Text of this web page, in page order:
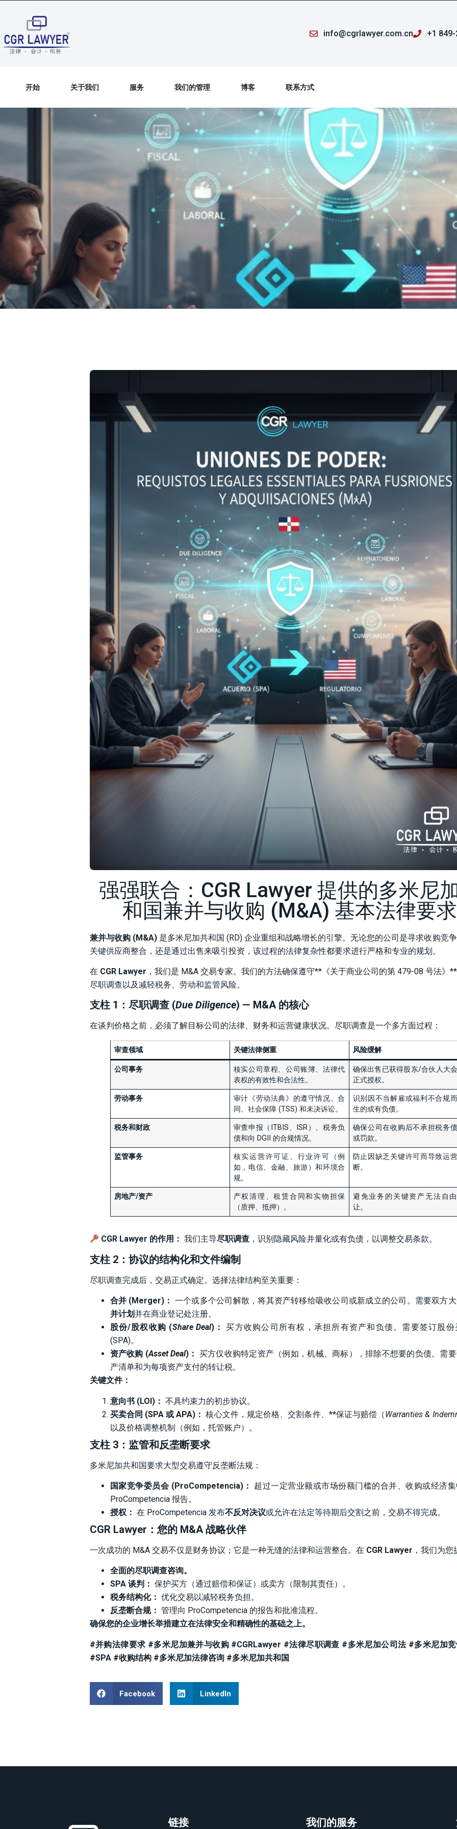
info@cgrlawyer.com.cn +1
开始 关于我们 服务 我们的管理 博客 联系方式
强强联合：CGR Lawyer 提供的多米尼
和国兼并与收购 (M&A) 基本法律要求
兼并与收购 (M&A)是多米尼加共和国 (RD) 企业重组和战略增长的引擎。无论您的公司是寻求收购竞
关键供应商整合，还是通过出售来吸引投资，该过程的法律复杂性都要求进行严格和专业的规划。
在 CGR Lawyer ，我们是 M&A 交易专家。我们的方法确保遵守**《关于商业公司的第 479-08 号法》
尽职调查以及减轻税务、劳动和监管风险。
支柱 1：尽职调查 (Due Diligence) — M&A 的核心
在谈判价格之前，必须了解目标公司的法律、财务和运营健康状况。尽职调查是一个多方面过程：
审查领域 关键法律侧重 风险缓解
公司事务
核实公司章程、公司账簿、法律代
表权的有效性和合法性。
确保出售已获得股东/合伙人大
正式授权。
劳动事务
审计《劳动法典》的遵守情况、合
同、社会保障 (TSS) 和未决诉讼。
识别因不当解雇或福利不合规
生的或有负债。
税务和财政
审查申报（ITBIS、ISR）、税务负
债和向 DGII 的合规情况。
确保公司在收购后不承担税务
或罚款。
监管事务
核实运营许可证、行业许可（例
如，电信、金融、旅游）和环境合
规。
防止因缺乏关键许可而导致运
断。
房地产/资产
产权清理、租赁合同和实物担保
（质押、抵押）。
避免业务的关键资产无法自
让。
CGR Lawyer 的作用： 我们主导尽职调查，识别隐藏风险并量化或有负债，以调整交易条款。
支柱 2：协议的结构化和文件编制
尽职调查完成后，交易正式确定。选择法律结构至关重要：
合并 (Merger)： 一个或多个公司解散，将其资产转移给吸收公司或新成立的公司。需要双方
并计划并在商业登记处注册。
股份/股权收购 (Share Deal)：
买方收购公司所有权，承担所有资产和负债。需要签订股份
(SPA)。
资产收购 (Asset Deal)： 买方仅收购特定资产（例如，机械、商标），排除不想要的负债。需
产清单和为每项资产支付的转让税。
关键文件：
意向书 (LOI)： 不具约束力的初步协议。
买卖合同 (SPA 或 APA)： 核心文件，规定价格、交割条件、**保证与赔偿（Warranties &
以及价格调整机制（例如，托管账户）。
支柱 3：监管和反垄断要求
多米尼加共和国要求大型交易遵守反垄断法规：
国家竞争委员会 (ProCompetencia)：
超过一定营业额或市场份额门槛的合并、收购或经济
ProCompetencia 报告。
授权： 在 ProCompetencia 发布不反对决议或允许在法定等待期后交割之前，交易不得完成。
CGR Lawyer：您的 M&A 战略伙伴
一次成功的 M&A 交易不仅是财务协议；它是一种无缝的法律和运营整合。在 CGR Lawyer ，我们为您
全面的尽职调查咨询。
SPA 谈判： 保护买方（通过赔偿和保证）或卖方（限制其责任）。
税务结构化： 优化交易以减轻税务负担。
反垄断合规： 管理向 ProCompetencia 的报告和批准流程。
确保您的企业增长举措建立在法律安全和精确性的基础之上。
#并购法律要求 #多米尼加兼并与收购 #CGRLawyer #法律尽职调查 #多米尼加公司法 #多米尼加
#SPA #收购结构 #多米尼加法律咨询 #多米尼加共和国
Facebook LinkedIn
链接 我们的服务